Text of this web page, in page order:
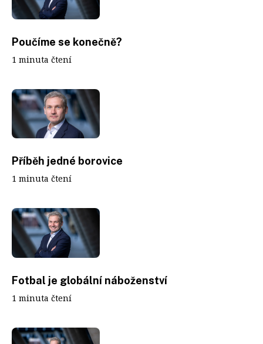
Poučíme se konečně?
1 minuta čtení
Příběh jedné borovice
1 minuta čtení
Fotbal je globální náboženství
1 minuta čtení